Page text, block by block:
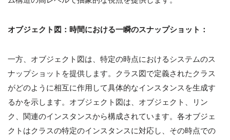
オブジェクト図：時間における一瞬のスナップショット：
一方、オブジェクト図は、特定の時点におけるシステムのス
ナップショットを提供します。クラス図で定義されたクラス
がどのように相互に作用して具体的なインスタンスを生成す
るかを示します。オブジェクト図は、オブジェクト、リン
ク、関連のインスタンスから構成されています。各オブジェ
クトはクラスの特定のインスタンスに対応し、その時点での